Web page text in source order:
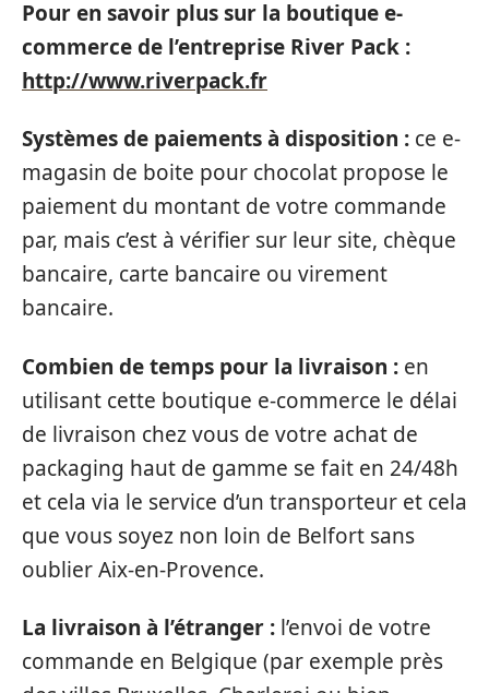
Pour en savoir plus sur la boutique e-
commerce de l’entreprise River Pack :
http://www.riverpack.fr
Systèmes de paiements à disposition : ce e-
magasin de boite pour chocolat propose le
paiement du montant de votre commande
par, mais c’est à vérifier sur leur site, chèque
bancaire, carte bancaire ou virement
bancaire.
Combien de temps pour la livraison : en
utilisant cette boutique e-commerce le délai
de livraison chez vous de votre achat de
packaging haut de gamme se fait en 24/48h
et cela via le service d’un transporteur et cela
que vous soyez non loin de Belfort sans
oublier Aix-en-Provence.
La livraison à l’étranger : l’envoi de votre
commande en Belgique (par exemple près